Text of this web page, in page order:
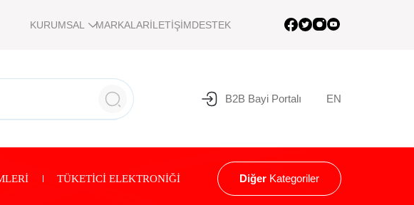
KURUMSAL MARKALARİLETİŞİMDESTEK
B2B Bayi Portalı EN
TÜKETİCİ ELEKTRONİĞİ Diğer Kategoriler